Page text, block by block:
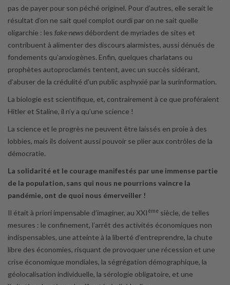
pas de payer pour son péché originel. Pour d’autres, elle serait le
résultat d’on ne sait quel complot ourdi par on ne sait quelle
oligarchie : les fake-news débordent de myriades de sites et
contribuent à alimenter des discours alarmistes, aussi dénués de
fondements qu’anxiogènes. Enfin, quelques charlatans ou
prophètes autoproclamés tentent, avec un succès sidérant,
d’abuser de la crédulité d’un public asphyxié par la surinformation.
La biologie est scientifique, et, contrairement à ce que proféraient
Hitler et Staline, il n’y a qu’une science !
La science et le progrès ne peuvent être laissés en proie à des
lobbies, mais ils doivent aussi pouvoir se plier aux contrôles de la
démocratie.
La solidarité et le courage manifestés par une immense partie
de la population, sans qui nous ne pourrions vaincre la
pandémie, ont de quoi nous émerveiller !
Il était à priori impensable d’imaginer, au XXI ème siècle, de telles
mesures : le confinement, l’arrêt des activités économiques non
indispensables, une atteinte à la liberté d’entreprendre, la chute
libre des économies, risquant de provoquer une récession et une
crise économique mondiales, la ségrégation démographique, la
géolocalisation individuelle, la sérologie obligatoire, et une